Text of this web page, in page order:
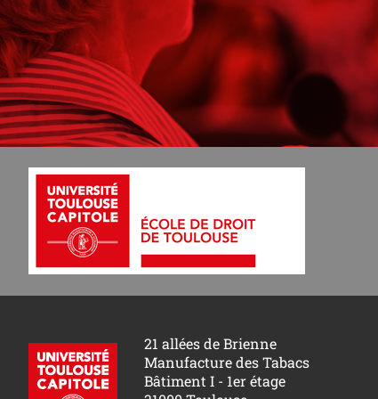
21 allées de Brienne
Manufacture des Tabacs
Bâtiment I - 1er étage